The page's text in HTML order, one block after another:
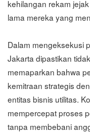
kehilangan rekam
lama mereka yang
Dalam mengeksekusi
Jakarta dipastikan
memaparkan bahwa
kemitraan strategis
entitas bisnis utilitas.
mempercepat proses
tanpa membebani